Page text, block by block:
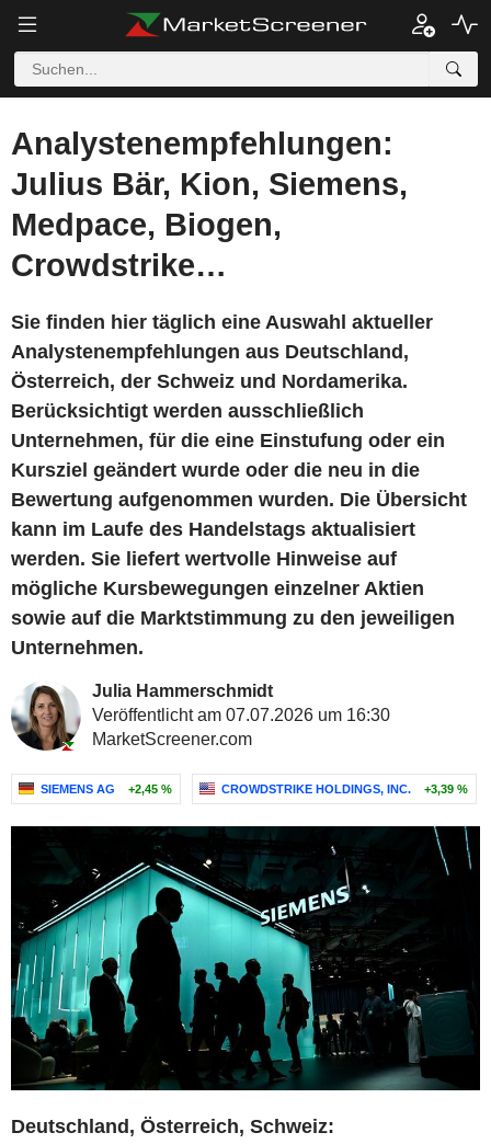
Analystenempfehlungen:
Julius Bär, Kion, Siemens,
Medpace, Biogen,
Crowdstrike…
Sie finden hier täglich eine Auswahl aktueller
Analystenempfehlungen aus Deutschland,
Österreich, der Schweiz und Nordamerika.
Berücksichtigt werden ausschließlich
Unternehmen, für die eine Einstufung oder ein
Kursziel geändert wurde oder die neu in die
Bewertung aufgenommen wurden. Die Übersicht
kann im Laufe des Handelstags aktualisiert
werden. Sie liefert wertvolle Hinweise auf
mögliche Kursbewegungen einzelner Aktien
sowie auf die Marktstimmung zu den jeweiligen
Unternehmen.
Julia Hammerschmidt
Veröffentlicht am 07.07.2026 um 16:30
MarketScreener.com
SIEMENS AG +2,45 % CROWDSTRIKE HOLDINGS, INC. +3,39 %
Deutschland, Österreich, Schweiz: